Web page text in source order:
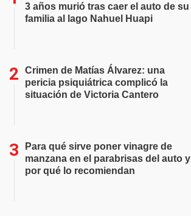
3 años murió tras caer el auto de su
familia al lago Nahuel Huapi
Crimen de Matías Álvarez: una
pericia psiquiátrica complicó la
situación de Victoria Cantero
Para qué sirve poner vinagre de
manzana en el parabrisas del auto y
por qué lo recomiendan